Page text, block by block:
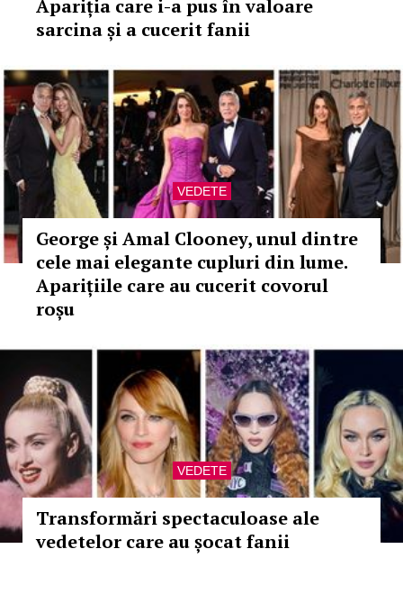
Apariția care i-a pus în valoare
sarcina și a cucerit fanii
VEDETE
George și Amal Clooney, unul dintre
cele mai elegante cupluri din lume.
Aparițiile care au cucerit covorul
roșu
VEDETE
Transformări spectaculoase ale
vedetelor care au șocat fanii